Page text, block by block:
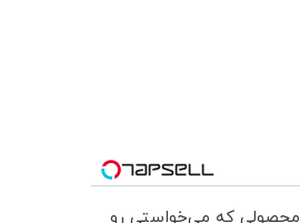
محصولی که می‌خواستی رو